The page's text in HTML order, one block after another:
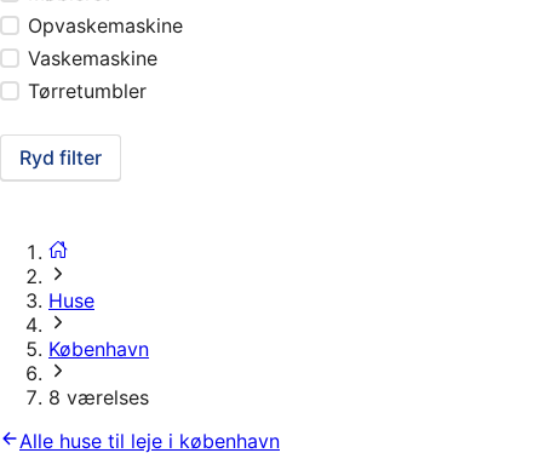
Opvaskemaskine
Vaskemaskine
Tørretumbler
Ryd filter
Huse
København
8 værelses
Alle huse til leje i københavn